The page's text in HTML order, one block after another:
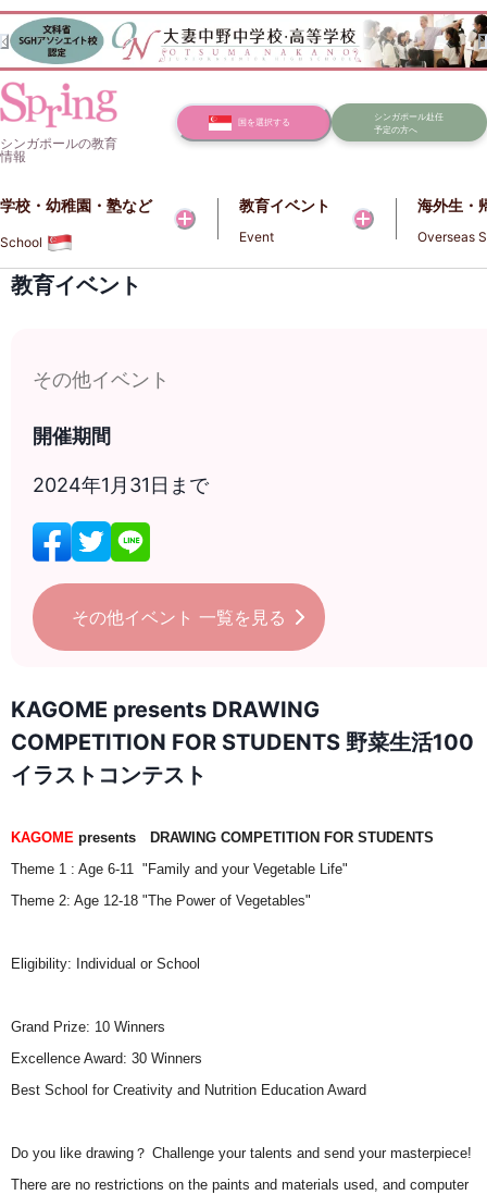
シンガポールの教育
情報
国を選択する
シンガポール赴任
予定の方へ
学校・幼稚園・塾など​​
School
教育イベント
Event
海外生・
Overseas
教育イベント
その他イベント
開催期間
2024年1月31日まで
その他イベント 一覧を見る
KAGOME presents DRAWING
COMPETITION FOR STUDENTS 野菜生活100
イラストコンテスト
KAGOME presents DRAWING COMPETITION FOR STUDENTS
Theme 1 : Age 6-11 "Family and your Vegetable Life"
Theme 2: Age 12-18 "The Power of Vegetables"
Eligibility: Individual or School
Grand Prize: 10 Winners
Excellence Award: 30 Winners
Best School for Creativity and Nutrition Education Award
Do you like drawing？ Challenge your talents and send your masterpiece!
There are no restrictions on the paints and materials used, and computer